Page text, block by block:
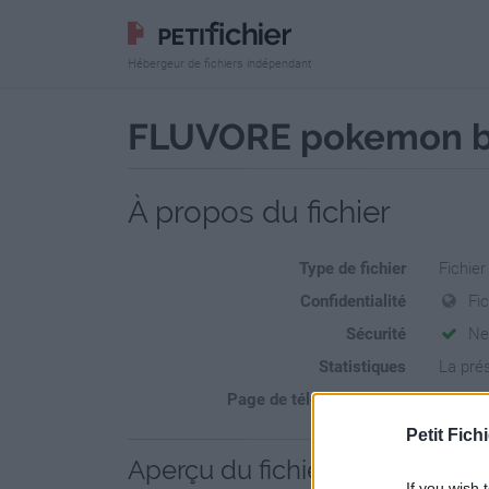
Petit
Hébergeur de fichiers indépendant
FLUVORE
À propos du fichier
Type de fichier
Confidentialité
Sécurité
Statistiques
La
Page de téléchargement
Aperçu du fichier